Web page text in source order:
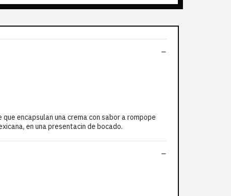
encapsulan una crema con sabor a rompope
en una presentacin de bocado.